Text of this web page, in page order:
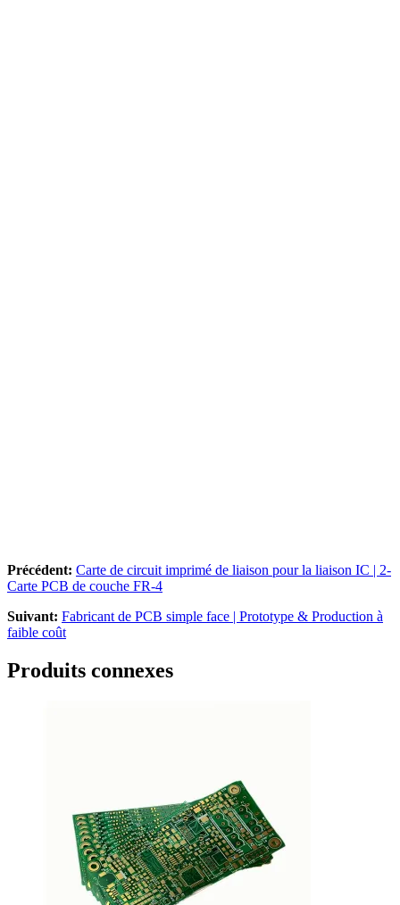
Précédent: Carte de circuit imprimé de liaison pour la liaison IC | 2-
Carte PCB de couche FR-4
Suivant: Fabricant de PCB simple face | Prototype & Production à
faible coût
Produits connexes